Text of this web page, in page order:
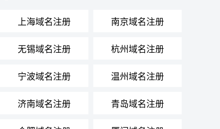
上海域名注册 南京域名注册
无锡域名注册 杭州域名注册
宁波域名注册 温州域名注册
济南域名注册 青岛域名注册